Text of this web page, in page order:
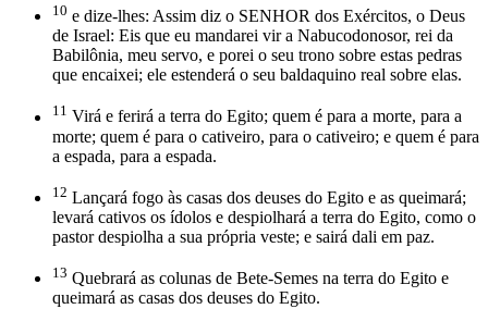
10 e dize-lhes: Assim diz o SENHOR dos Exércitos, o Deus
de Israel: Eis que eu mandarei vir a Nabucodonosor, rei da
Babilônia, meu servo, e porei o seu trono sobre estas pedras
que encaixei; ele estenderá o seu baldaquino real sobre elas.
11 Virá e ferirá a terra do Egito; quem é para a morte, para a
morte; quem é para o cativeiro, para o cativeiro; e quem é para
a espada, para a espada.
12 Lançará fogo às casas dos deuses do Egito e as queimará;
levará cativos os ídolos e despiolhará a terra do Egito, como o
pastor despiolha a sua própria veste; e sairá dali em paz.
13 Quebrará as colunas de Bete-Semes na terra do Egito e
queimará as casas dos deuses do Egito.